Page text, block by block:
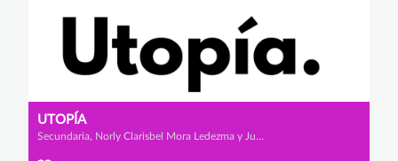
UTOPÍA
Secundaria, Norly Clarisbel Mora Ledezma y Juan Diego Valencia Valencia